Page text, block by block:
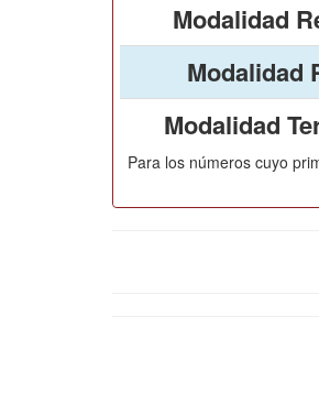
Modalidad
Modalidad
Modalidad
Para los números cuyo